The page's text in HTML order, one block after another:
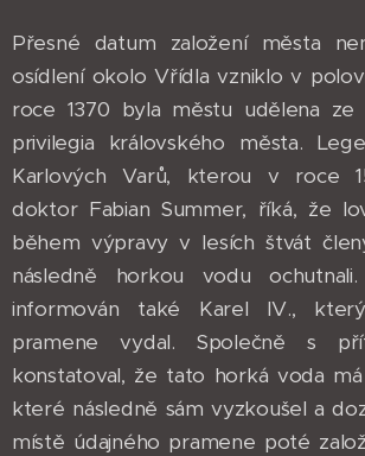
Přesné datum založení města
osídlení okolo Vřídla vzniklo v
roce 1370 byla městu udělena ze
privilegia královského města.
Karlových Varů, kterou v roce
doktor Fabian Summer, říká, že
během výpravy v lesích štvát
následně horkou vodu
informován také Karel IV.,
pramene vydal. Společně s
konstatoval, že tato horká voda
které následně sám vyzkoušel a
místě údajného pramene poté